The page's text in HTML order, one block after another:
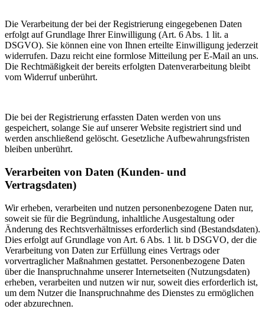
Die Verarbeitung der bei der Registrierung eingegebenen Daten
erfolgt auf Grundlage Ihrer Einwilligung (Art. 6 Abs. 1 lit. a
DSGVO). Sie können eine von Ihnen erteilte Einwilligung jederzeit
widerrufen. Dazu reicht eine formlose Mitteilung per E-Mail an uns.
Die Rechtmäßigkeit der bereits erfolgten Datenverarbeitung bleibt
vom Widerruf unberührt.
Die bei der Registrierung erfassten Daten werden von uns
gespeichert, solange Sie auf unserer Website registriert sind und
werden anschließend gelöscht. Gesetzliche Aufbewahrungsfristen
bleiben unberührt.
Verarbeiten von Daten (Kunden- und
Vertragsdaten)
Wir erheben, verarbeiten und nutzen personenbezogene Daten nur,
soweit sie für die Begründung, inhaltliche Ausgestaltung oder
Änderung des Rechtsverhältnisses erforderlich sind (Bestandsdaten).
Dies erfolgt auf Grundlage von Art. 6 Abs. 1 lit. b DSGVO, der die
Verarbeitung von Daten zur Erfüllung eines Vertrags oder
vorvertraglicher Maßnahmen gestattet. Personenbezogene Daten
über die Inanspruchnahme unserer Internetseiten (Nutzungsdaten)
erheben, verarbeiten und nutzen wir nur, soweit dies erforderlich ist,
um dem Nutzer die Inanspruchnahme des Dienstes zu ermöglichen
oder abzurechnen.